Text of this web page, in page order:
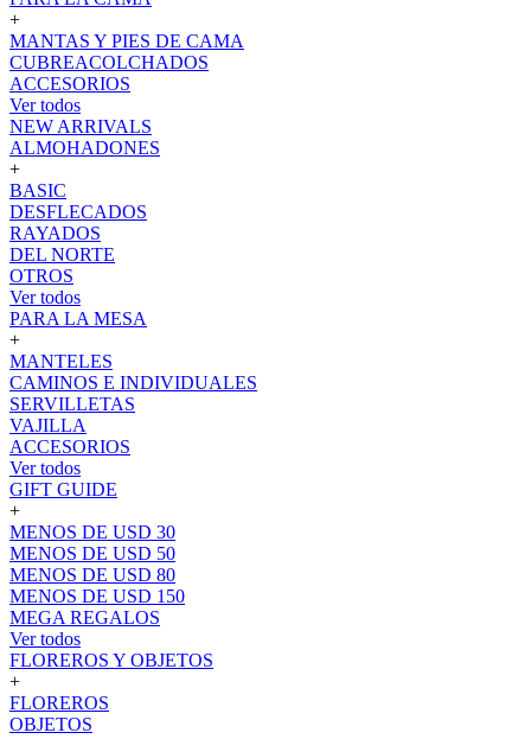
+
MANTAS Y PIES DE CAMA
CUBREACOLCHADOS
ACCESORIOS
Ver todos
NEW ARRIVALS
ALMOHADONES
+
BASIC
DESFLECADOS
RAYADOS
DEL NORTE
OTROS
Ver todos
PARA LA MESA
+
MANTELES
CAMINOS E INDIVIDUALES
SERVILLETAS
VAJILLA
ACCESORIOS
Ver todos
GIFT GUIDE
+
MENOS DE USD 30
MENOS DE USD 50
MENOS DE USD 80
MENOS DE USD 150
MEGA REGALOS
Ver todos
FLOREROS Y OBJETOS
+
FLOREROS
OBJETOS